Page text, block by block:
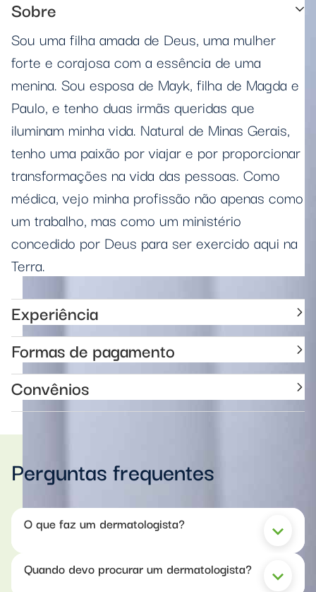
Sobre
Sou uma filha amada de Deus, uma mulher
forte e corajosa com a essência de uma
menina. Sou esposa de Mayk, filha de Magda e
Paulo, e tenho duas irmãs queridas que
iluminam minha vida. Natural de Minas Gerais,
tenho uma paixão por viajar e por proporcionar
transformações na vida das pessoas. Como
médica, vejo minha profissão não apenas como
um trabalho, mas como um ministério
concedido por Deus para ser exercido aqui na
Terra.
Experiência
Formas de pagamento
Convênios
Perguntas frequentes
keyboard_arrow_down
O que faz um dermatologista?
keyboard_arrow_down
Quando devo procurar um dermatologista?